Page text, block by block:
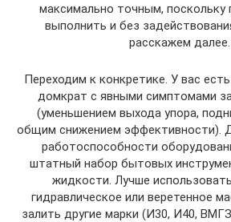
максимально точным, поскольку
выполнить и без
расскажем далее.
Переходим к конкретике. У вас
домкрат с явными симптомами
(уменьшением выхода упора,
общим снижением эффективности).
работоспособности
штатный набор бытовых
жидкости. Лучше
гидравлическое или веретенное
залить другие марки (И30, И40,